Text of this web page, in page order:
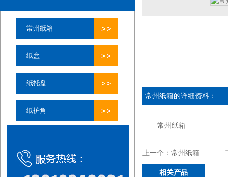
常州纸箱
纸盒
纸托盘
纸护角
常州纸箱的详细资料：
常州纸箱
上一个： 常州纸箱
相关产品